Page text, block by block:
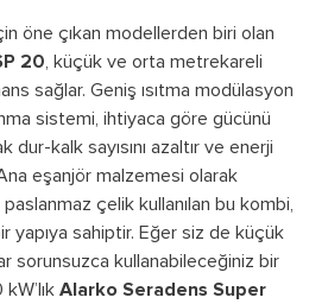
öne çıkan modellerden biri olan
20, küçük ve orta metrekareli
sağlar. Geniş ısıtma modülasyon
sistemi, ihtiyaca göre gücünü
kalk sayısını azaltır ve enerji
eşanjör malzemesi olarak
çelik kullanılan bu kombi,
yapıya sahiptir. Eğer siz de küçük
sorunsuzca kullanabileceğiniz bir
Alarko Seradens Super